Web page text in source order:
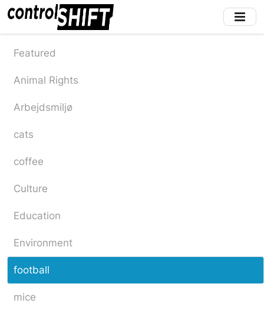
Skip
to
main
content
Featured
Animal Rights
Arbejdsmiljø
cats
coffee
Culture
Education
Environment
football
mice